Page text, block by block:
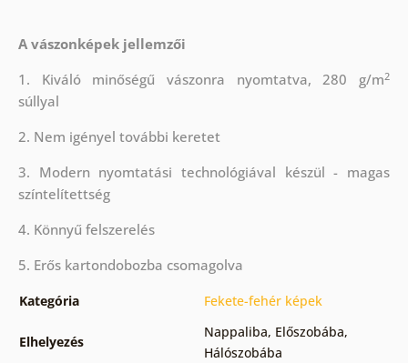
A vászonképek jellemzői
1. Kiváló minőségű vászonra nyomtatva, 280 g/m2
súllyal
2. Nem igényel további keretet
3. Modern nyomtatási technológiával készül - magas
színtelítettség
4. Könnyű felszerelés
5. Erős kartondobozba csomagolva
Kategória Fekete-fehér képek
Elhelyezés
Nappaliba, Előszobába,
Hálószobába